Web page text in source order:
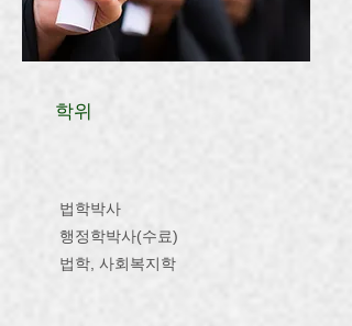
학위
법학박사
행정학박사(수료)
​법학, 사회복지학